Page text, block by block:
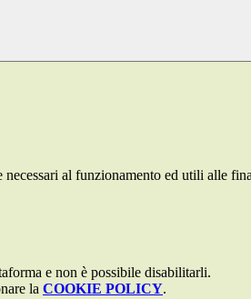
al funzionamento ed utili alle
e non è possibile disabilitarli.
la COOKIE POLICY.